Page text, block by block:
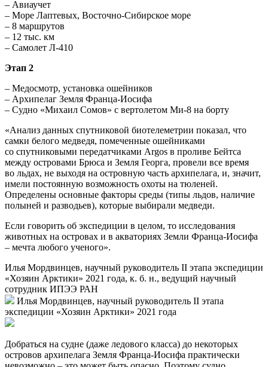
Во время экспедиции «Хозяин Арктики» 2021 года у шести
медведей удалось взять биоматериалы для различных
анализов, на двух самок надели спутниковые ошейники
В 2021 году география экопроекта «Хозяин Арктики»
Экспедиция прошла в два этапа. Первый – в районах
Восточно-Сибирского моря и моря Лаптевых, второй –
у островов архипелага Земля Франца-Иосифа (Баренцево
турболет Л-410, а чтобы провести диспансеризацию
животных и надеть на них спутниковые ошейники,
потребовалось научно-экспедиционное судно
«Михаил Сомов» с вертолетом на борту.
Экспедиция 2021 года
Этап 1
– Авиаучет
– Море Лаптевых, Восточно-Сибирское море
– 8 маршрутов
– Самолет Л-410
Этап 2
– Медосмотр, установка ошейников
– Архипелаг Земля Франца-Иосифа
«Анализ данных спутниковой биотелеметрии показал, что
самки белого медведя, помеченные ошейниками